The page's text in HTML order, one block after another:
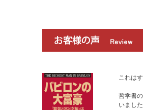
これは
哲学書
いまし